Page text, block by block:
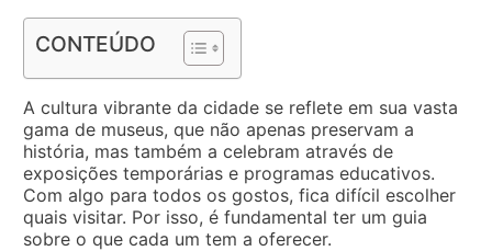
CONTEÚDO
A cultura vibrante da cidade se reflete em sua vasta
gama de museus, que não apenas preservam a
história, mas também a celebram através de
exposições temporárias e programas educativos.
Com algo para todos os gostos, fica difícil escolher
quais visitar. Por isso, é fundamental ter um guia
sobre o que cada um tem a oferecer.